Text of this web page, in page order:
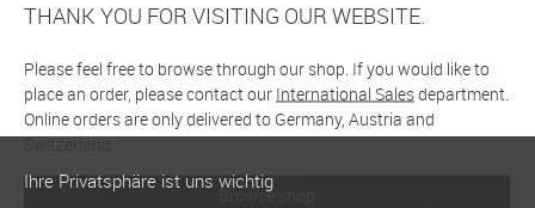
THANK YOU FOR VISITING OUR WEBSITE.
Please feel free to browse through our shop. If you would like to
place an order, please contact our International Salesdepartment.
Online orders are only delivered to Germany, Austria and
Switzerland
Browse shop
Ihre Privatsphäre ist uns wichtig